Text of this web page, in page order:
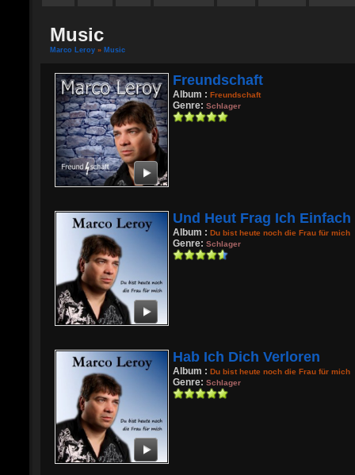
Music
Marco Leroy » Music
Freundschaft
Album : Freundschaft
Genre: Schlager
Und Heut Frag Ich Einfach
Album : Du bist heute noch die Frau für mich
Genre: Schlager
Hab Ich Dich Verloren
Album : Du bist heute noch die Frau für mich
Genre: Schlager